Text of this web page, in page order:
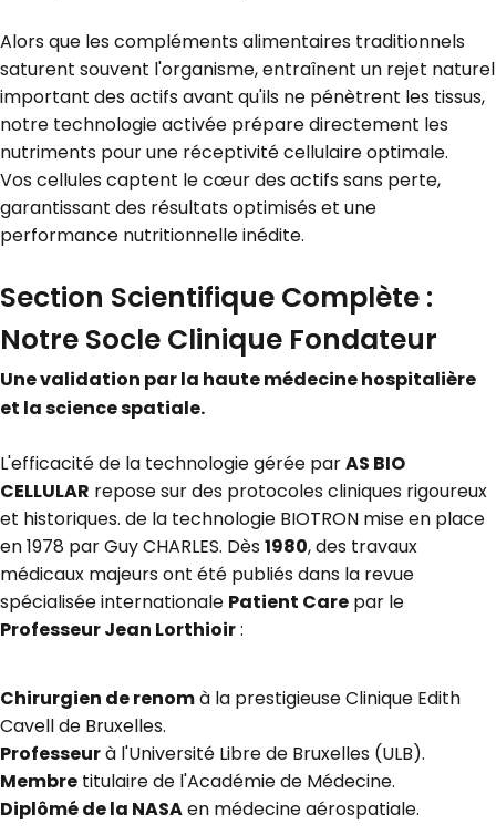
Alors que les compléments alimentaires traditionnels
saturent souvent l'organisme, entraînent un rejet naturel
important des actifs avant qu'ils ne pénètrent les tissus,
notre technologie activée prépare directement les
nutriments pourune réceptivité cellulaire optimale.
Vos cellules captent le cœur des actifs sans perte,
garantissant des résultats optimisés et une
performance nutritionnelle inédite.
Section Scientifique Complète :
Notre Socle Clinique Fondateur
Une validation par la haute médecine hospitalière
et la science spatiale.
L'efficacité de la technologie gérée parAS BIO
CELLULAR repose sur des protocoles cliniques rigoureux
et historiques. de la technologie BIOTRON mise en place
en 1978 par Guy CHARLES. Dès1980, des travaux
médicaux majeurs ont été publiés dans la revue
spécialisée internationale Patient Care par le
Professeur Jean Lorthioir:
Chirurgien de renomà la prestigieuse Clinique Edith
Cavell de Bruxelles.
Professeurà l'Université Libre de Bruxelles (ULB).
Membre titulaire de l'Académie de Médecine.
Diplômé de la NASAen médecine aérospatiale.